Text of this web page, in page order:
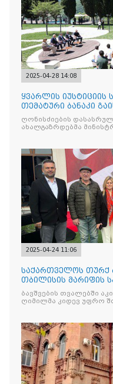
2025-04-28 14:08
ყვარლის იუსტიციის
თემატური ბანაკი
ნაკადად ჩატარდებ
ღონისძიების
ახალგაზრდებმა
2025-04-24 11:06
საქართველოს თურქ
თბილისის მარიფის
აპრილის ეროვნული
ბავშვების თვალებში
ღიმილმა კიდევ უფრო